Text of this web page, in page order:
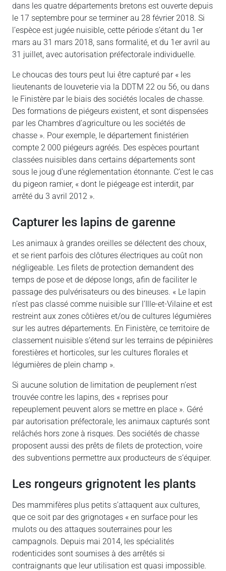
dans les quatre départements bretons est ouverte depuis
le 17 septembre pour se terminer au 28 février 2018. Si
l’espèce est jugée nuisible, cette période s’étant du 1er
mars au 31 mars 2018, sans formalité, et du 1er avril au
31 juillet, avec autorisation préfectorale individuelle.
Le choucas des tours peut lui être capturé par « les
lieutenants de louveterie via la DDTM 22 ou 56, ou dans
le Finistère par le biais des sociétés locales de chasse.
Des formations de piégeurs existent, et sont dispensées
par les Chambres d’agriculture ou les sociétés de
chasse ». Pour exemple, le département finistérien
compte 2 000 piégeurs agréés. Des espèces pourtant
classées nuisibles dans certains départements sont
sous le joug d’une réglementation étonnante. C’est le cas
du pigeon ramier, « dont le piégeage est interdit, par
arrêté du 3 avril 2012 ».
Capturer les lapins de garenne
Les animaux à grandes oreilles se délectent des choux,
et se rient parfois des clôtures électriques au coût non
négligeable. Les filets de protection demandent des
temps de pose et de dépose longs, afin de faciliter le
passage des pulvérisateurs ou des bineuses. « Le lapin
n’est pas classé comme nuisible sur l’Ille-et-Vilaine et est
restreint aux zones côtières et/ou de cultures légumières
sur les autres départements. En Finistère, ce territoire de
classement nuisible s’étend sur les terrains de pépinières
forestières et horticoles, sur les cultures florales et
légumières de plein champ ».
Si aucune solution de limitation de peuplement n’est
trouvée contre les lapins, des « reprises pour
repeuplement peuvent alors se mettre en place ». Géré
par autorisation préfectorale, les animaux capturés sont
relâchés hors zone à risques. Des sociétés de chasse
proposent aussi des prêts de filets de protection, voire
des subventions permettre aux producteurs de s’équiper.
Les rongeurs grignotent les plants
Des mammifères plus petits s’attaquent aux cultures,
que ce soit par des grignotages « en surface pour les
mulots ou des attaques souterraines pour les
campagnols. Depuis mai 2014, les spécialités
rodenticides sont soumises à des arrêtés si
contraignants que leur utilisation est quasi impossible.